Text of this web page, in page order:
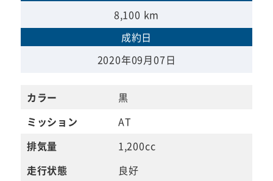
8,100 km
成約日
2020年09月07日
カラー
黒
ミッション
AT
排気量
1,200cc
走行状態
良好